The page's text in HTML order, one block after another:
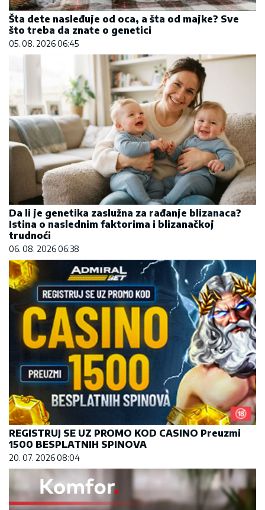
Šta dete nasleđuje od oca, a šta od majke? Sve
što treba da znate o genetici
05. 08. 2026 06:45
Da li je genetika zaslužna za rađanje blizanaca?
Istina o naslednim faktorima i blizanačkoj
trudnoći
06. 08. 2026 06:38
REGISTRUJ SE UZ PROMO KOD CASINO Preuzmi
1500 BESPLATNIH SPINOVA
20. 07. 2026 08:04